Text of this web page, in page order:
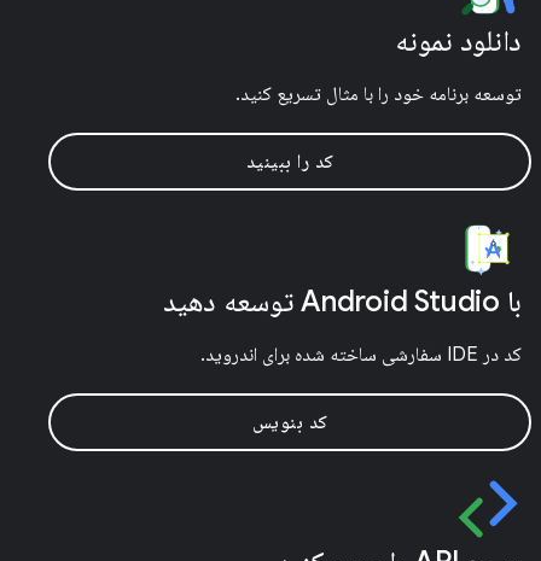
دانلود نمونه
توسعه برنامه خود را با مثال تسریع کنید.
کد را ببینید
با Android Studio توسعه دهید
کد در IDE سفارشی ساخته شده برای اندروید.
کد بنویس